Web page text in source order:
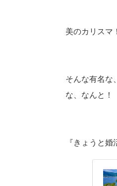
美のカリスマ！
そんな有名な
な、なんと！
『きょうと